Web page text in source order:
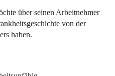
über seinen Arbeitnehmer
von der
haben.